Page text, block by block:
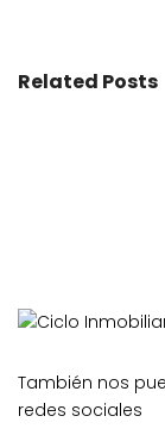
Related Posts
También nos
redes sociales